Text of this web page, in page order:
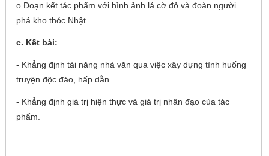
o Đoạn kết tác phẩm với hình ảnh lá cờ đỏ và đoàn người
phá kho thóc Nhật.
c. Kết bài:
- Khẳng định tài năng nhà văn qua việc xây dựng tình huống
truyện độc đáo, hấp dẫn.
- Khẳng định giá trị hiện thực và giá trị nhân đạo của tác
phẩm.